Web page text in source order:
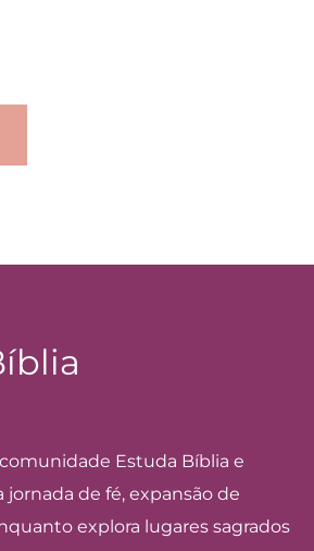
Estuda Bíblia e
de fé, expansão de
explora lugares sagrados